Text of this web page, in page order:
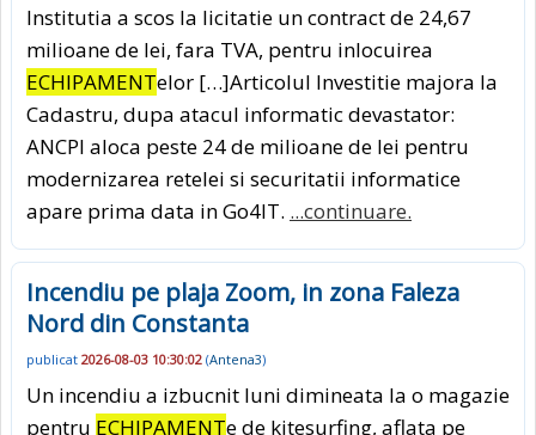
Institutia a scos la licitatie un contract de 24,67
milioane de lei, fara TVA, pentru inlocuirea
ECHIPAMENTelor […]Articolul Investitie majora la
Cadastru, dupa atacul informatic devastator:
ANCPI aloca peste 24 de milioane de lei pentru
modernizarea retelei si securitatii informatice
apare prima data in Go4IT. ...continuare.
Incendiu pe plaja Zoom, in zona Faleza
Nord din Constanta
publicat 2026-08-03 10:30:02 (Antena3)
Un incendiu a izbucnit luni dimineata la o magazie
pentru ECHIPAMENTe de kitesurfing, aflata pe